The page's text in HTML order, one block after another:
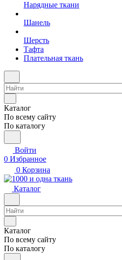
Нарядные ткани
Шанель
Шерсть
Тафта
Плательная ткань
Каталог
По всему сайту
По каталогу
Войти
0 Избранное
0 Корзина
Каталог
Каталог
По всему сайту
По каталогу